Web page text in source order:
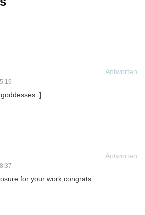
Antworten
:]
Antworten
for your work,congrats.